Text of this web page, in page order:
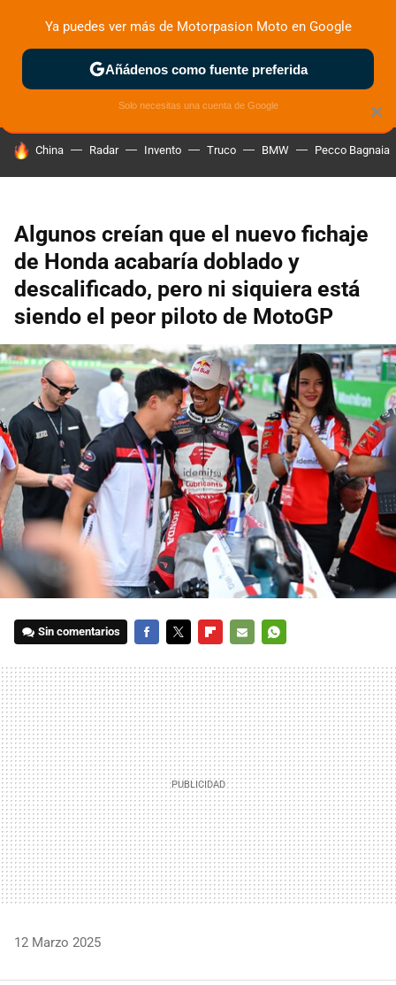
ZONA DE PRUEBAS DEPORTIVAS MOTOS ELÉCTRICAS
HOY SE HABLA DE
China Radar Invento Truco BMW Pecco Bagnaia
Algunos creían que el nuevo fichaje
de Honda acabaría doblado y
descalificado, pero ni siquiera está
siendo el peor piloto de MotoGP
Sin comentarios
MAIL
12 Marzo 2025
×
Ya puedes ver más de Motorpasion Moto en Google
Añádenos como fuente preferida
Solo necesitas una cuenta de Google